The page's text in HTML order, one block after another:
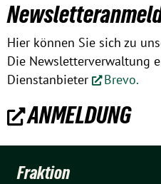
Hier können Sie sich zu
Die Newsletterverwaltung
Dienstanbieter
Brevo.
ANMELDUNG
Fraktion